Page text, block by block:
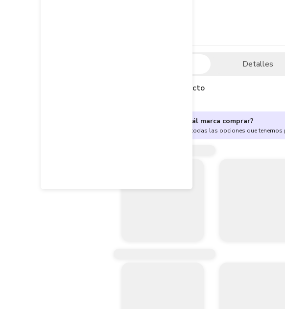
Detalles
Descripción del producto
¿No sabes cuál marca comprar?
Encuentra aquí todas las opciones que tenemos